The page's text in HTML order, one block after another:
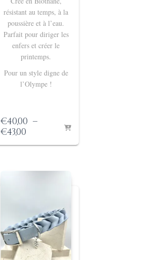
résistant au temps, à la
poussière et à l’eau.
Parfait pour diriger les
enfers et créer le
printemps.
Pour un style digne de
l’Olympe !
€40,00 –
€43,00Plage
de
à